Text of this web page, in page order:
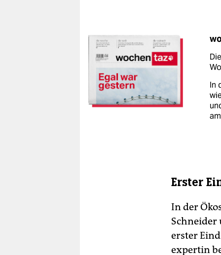
In
Erster
In der
Schneider
erster
expertin